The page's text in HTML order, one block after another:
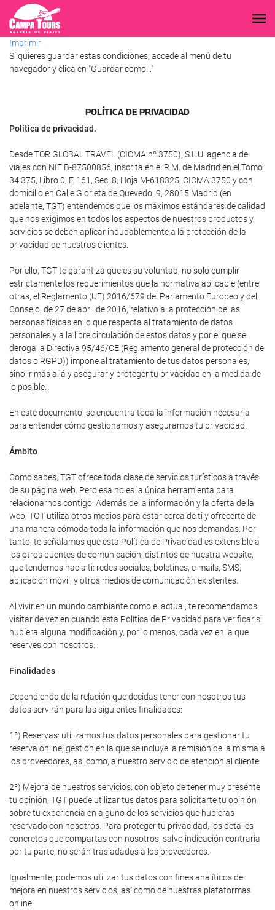
Imprimir
Si quieres guardar estas condiciones, accede al menú de tu
navegador y clica en "Guardar como..."
POLÍ­TICA DE PRIVACIDAD
Política de privacidad.
Desde TOR GLOBAL TRAVEL (CICMA nº 3750), S.L.U. agencia de
viajes con NIF B-87500856, inscrita en el R.M. de Madrid en el Tomo
34.375, Libro 0, F. 161, Sec. 8, Hoja M-618325, CICMA 3750 y con
domicilio en Calle Glorieta de Quevedo, 9, 28015 Madrid (en
adelante, TGT) entendemos que los máximos estándares de calidad
que nos exigimos en todos los aspectos de nuestros productos y
servicios se deben aplicar indudablemente a la protección de la
privacidad de nuestros clientes.
Por ello, TGT te garantiza que es su voluntad, no solo cumplir
estrictamente los requerimientos que la normativa aplicable (entre
otras, el Reglamento (UE) 2016/679 del Parlamento Europeo y del
Consejo, de 27 de abril de 2016, relativo a la protección de las
personas físicas en lo que respecta al tratamiento de datos
personales y a la libre circulación de estos datos y por el que se
deroga la Directiva 95/46/CE (Reglamento general de protección de
datos o RGPD)) impone al tratamiento de tus datos personales,
sino ir más allá y asegurar y proteger tu privacidad en la medida de
lo posible.
En este documento, se encuentra toda la información necesaria
para entender cómo gestionamos y aseguramos tu privacidad.
Ámbito
Como sabes, TGT ofrece toda clase de servicios turísticos a través
de su página web. Pero esa no es la única herramienta para
relacionarnos contigo. Además de la información y la oferta de la
web, TGT utiliza otros medios para estar cerca de ti y ofrecerte de
una manera cómoda toda la información que nos demandas. Por
tanto, te señalamos que esta Política de Privacidad es extensible a
los otros puentes de comunicación, distintos de nuestra website,
que tendemos hacia ti: redes sociales, boletines, e-mails, SMS,
aplicación móvil, y otros medios de comunicación existentes.
Al vivir en un mundo cambiante como el actual, te recomendamos
visitar de vez en cuando esta Política de Privacidad para verificar si
hubiera alguna modificación y, por lo menos, cada vez en la que
reserves con nosotros.
Finalidades
Dependiendo de la relación que decidas tener con nosotros tus
datos servirán para las siguientes finalidades:
1º) Reservas: utilizamos tus datos personales para gestionar tu
reserva online, gestión en la que se incluye la remisión de la misma a
los proveedores, así como, a nuestro servicio de atención al cliente.
2º) Mejora de nuestros servicios: con objeto de tener muy presente
tu opinión, TGT puede utilizar tus datos para solicitarte tu opinión
sobre tu experiencia en alguno de los servicios que hubieras
reservado con nosotros. Para proteger tu privacidad, los detalles
concretos que compartas con nosotros, salvo indicación contraria
por tu parte, no serán trasladados a los proveedores.
Igualmente, podemos utilizar tus datos con fines analíticos de
mejora en nuestros servicios, así como de nuestras plataformas
online.